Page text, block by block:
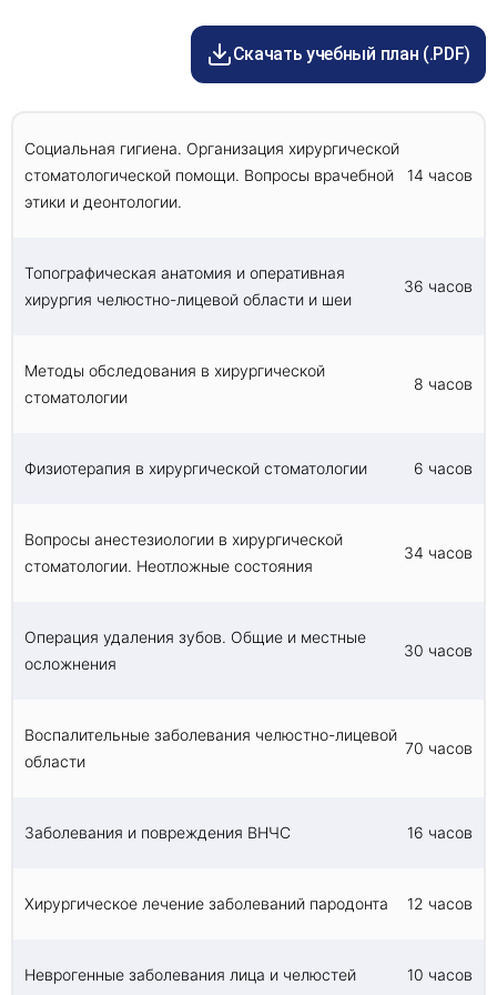
клинической картины, а также овладение
методами диагностики и знаниями в области
классификации заболеваний костной ткани
сустава.
Приобретение навыков применения различных
реабилитационных мероприятий для работы с
распространенными патологическими
больным с опухолевыми поражениями
челюстно-лицевой области с учетом концепции
специализированной хирургической
стоматологической помощи при неотложных
состояниях.
Скачать учебный план (.PDF)
Социальная гигиена. Организация хирургической
стоматологической помощи. Вопросы врачебной
этики и деонтологии.
14 часов
Топографическая анатомия и оперативная
хирургия челюстно-лицевой области и шеи
36 часов
Методы обследования в хирургической
стоматологии
8 часов
Физиотерапия в хирургической стоматологии 6 часов
Вопросы анестезиологии в хирургической
стоматологии. Неотложные состояния
34 часов
Операция удаления зубов. Общие и местные
осложнения
30 часов
Воспалительные заболевания челюстно-лицевой
области
70 часов
Заболевания и повреждения ВНЧС 16 часов
Хирургическое лечение заболеваний пародонта 12 часов
Неврогенные заболевания лица и челюстей 10 часов